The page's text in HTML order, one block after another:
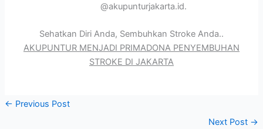
@akupunturjakarta.id.
Sehatkan Diri Anda, Sembuhkan Stroke Anda..
AKUPUNTUR MENJADI PRIMADONA PENYEMBUHAN
STROKE DI JAKARTA
← Previous Post
Next Post →